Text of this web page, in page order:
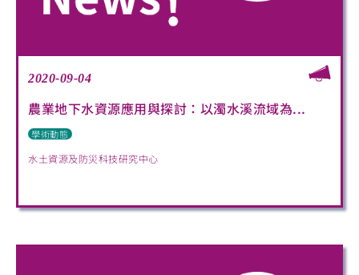
2020-09-04
農業地下水資源應用與探討：以濁水溪流域為...
學術動態
水土資源及防災科技研究中心